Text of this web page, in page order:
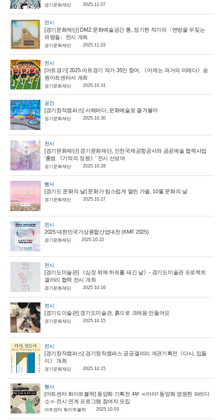
경기문화재단 2025.11.07
전시
[경기문화재단] DMZ 문화예술공간 통, 정기현 작가의〈변방을 우짖는
유령들〉전시 개최
경기문화재단 2025.11.03
전시
[아트경기] 2025 아트경기 작가 35인 참여, 《어제는 과거의 미래다》송
원아트센터서 개최
경기문화재단 2025.10.31
공간
[경기창작캠퍼스] 서해바다, 문화예술로 즐겨볼까
경기문화재단 2025.10.30
전시
[경기문화재단] 경기문화재단, 인천국제공항공사와 공공예술 협력사업
‘홍범 《기억의 정원》’ 전시 선보여
경기문화재단 2025.10.28
행사
[경기도 문화의 날] 문화가 탐스럽게 열린 가을, 10월 문화의 날
경기문화재단 2025.10.27
전시
2025 대한민국가상융합산업대전 (KMF 2025)
경기문화재단 2025.10.22
전시
[경기도미술관] 《심장 위에 하트를 새긴 날》- 경기도미술관 프로젝트
갤러리 협력 전시 개최
경기문화재단 2025.10.16
전시
[경기도미술관] 경기도미술관, 흙으로 크레용 만들어요
경기문화재단 2025.10.15
전시
[경기창작캠퍼스] 경기창작캠퍼스 공공갤러리 개관기획전《다시, 집들
이》 개최
경기문화재단 2025.10.15
행사
[아트센터 화이트블럭] 동양화 기획전 4부 ≪아아! 동양화 영원한 파라디
소≫ 전시 연계 프로그램 참여자 모집
아트센터 화이트블럭 2025.10.03